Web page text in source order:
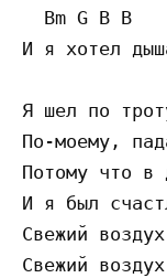
  Bm G B B
И я хотел
Я шел по
По-моему,
Потому что в
И я был
Свежий
Свежий